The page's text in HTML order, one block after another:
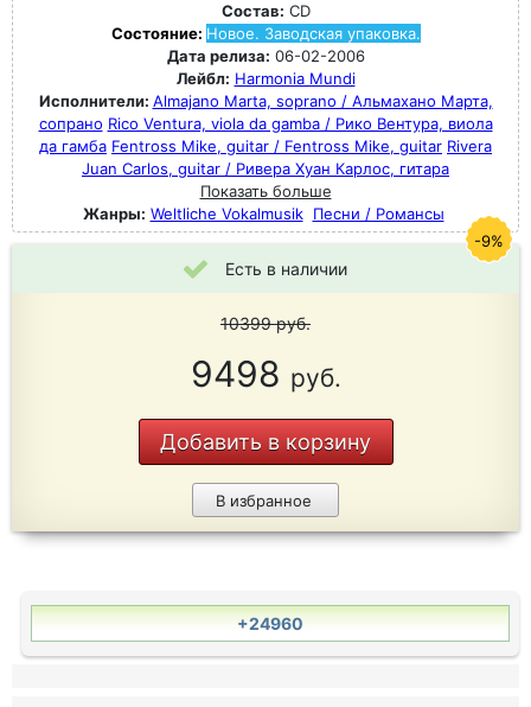
Состав: CD
Состояние: Новое. Заводская упаковка.
Дата релиза: 06-02-2006
Лейбл: Harmonia Mundi
Исполнители: Almajano Marta, soprano / Альмахано Марта,
сопрано Rico Ventura, viola da gamba / Рико Вентура, виола
да гамба Fentross Mike, guitar / Fentross Mike, guitar Rivera
Juan Carlos, guitar / Ривера Хуан Карлос, гитара
Показать больше
Жанры: Weltliche Vokalmusik Песни / Романсы
Есть в наличии
10399руб.
9498 руб.
Добавить в корзину
В избранное
-9%
+24960